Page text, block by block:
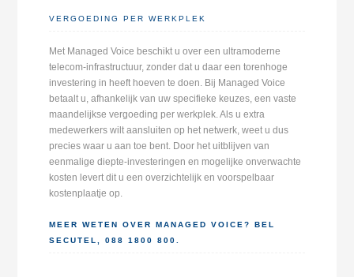
VERGOEDING PER WERKPLEK
Met Managed Voice beschikt u over een ultramoderne
telecom-infrastructuur, zonder dat u daar een torenhoge
investering in heeft hoeven te doen. Bij Managed Voice
betaalt u, afhankelijk van uw specifieke keuzes, een vaste
maandelijkse vergoeding per werkplek. Als u extra
medewerkers wilt aansluiten op het netwerk, weet u dus
precies waar u aan toe bent. Door het uitblijven van
eenmalige diepte-investeringen en mogelijke onverwachte
kosten levert dit u een overzichtelijk en voorspelbaar
kostenplaatje op.
MEER WETEN OVER MANAGED VOICE? BEL
SECUTEL, 088 1800 800.